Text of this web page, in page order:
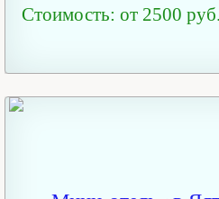
Стоимость: от 2500 руб.